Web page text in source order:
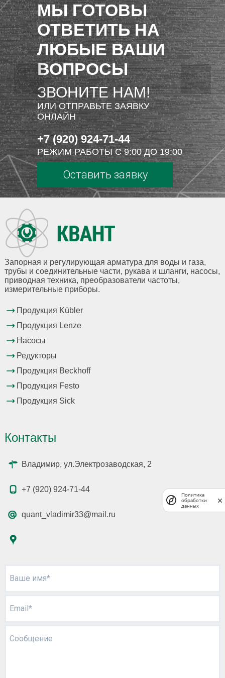
МЫ ГОТОВЫ
ОТВЕТИТЬ НА
ЛЮБЫЕ ВАШИ
ВОПРОСЫ
ЗВОНИТЕ НАМ!
ИЛИ ОТПРАВЬТЕ ЗАЯВКУ
ОНЛАЙН
+7 (920) 924-71-44
РЕЖИМ РАБОТЫ С 9:00 ДО 19:00
Оставить заявку
Запорная и регулирующая арматура для воды и газа,
трубы и соединительные части, рукава и шланги, насосы,
приводная техника, преобразователи частоты,
измерительные приборы.
Продукция Kübler
Продукция Lenze
Насосы
Редукторы
Продукция Beckhoff
Продукция Festo
Продукция Sick
Контакты
Владимир, ул.Электрозаводская, 2
+7 (920) 924-71-44
quant_vladimir33@mail.ru
Ваше имя*
Email*
Сообщение
Политика
обработки
данных